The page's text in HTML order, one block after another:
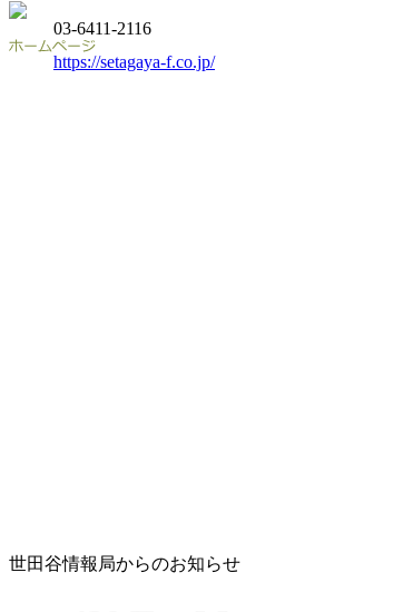
03-6411-2116
https://setagaya-f.co.jp/
世田谷情報局からのお知らせ